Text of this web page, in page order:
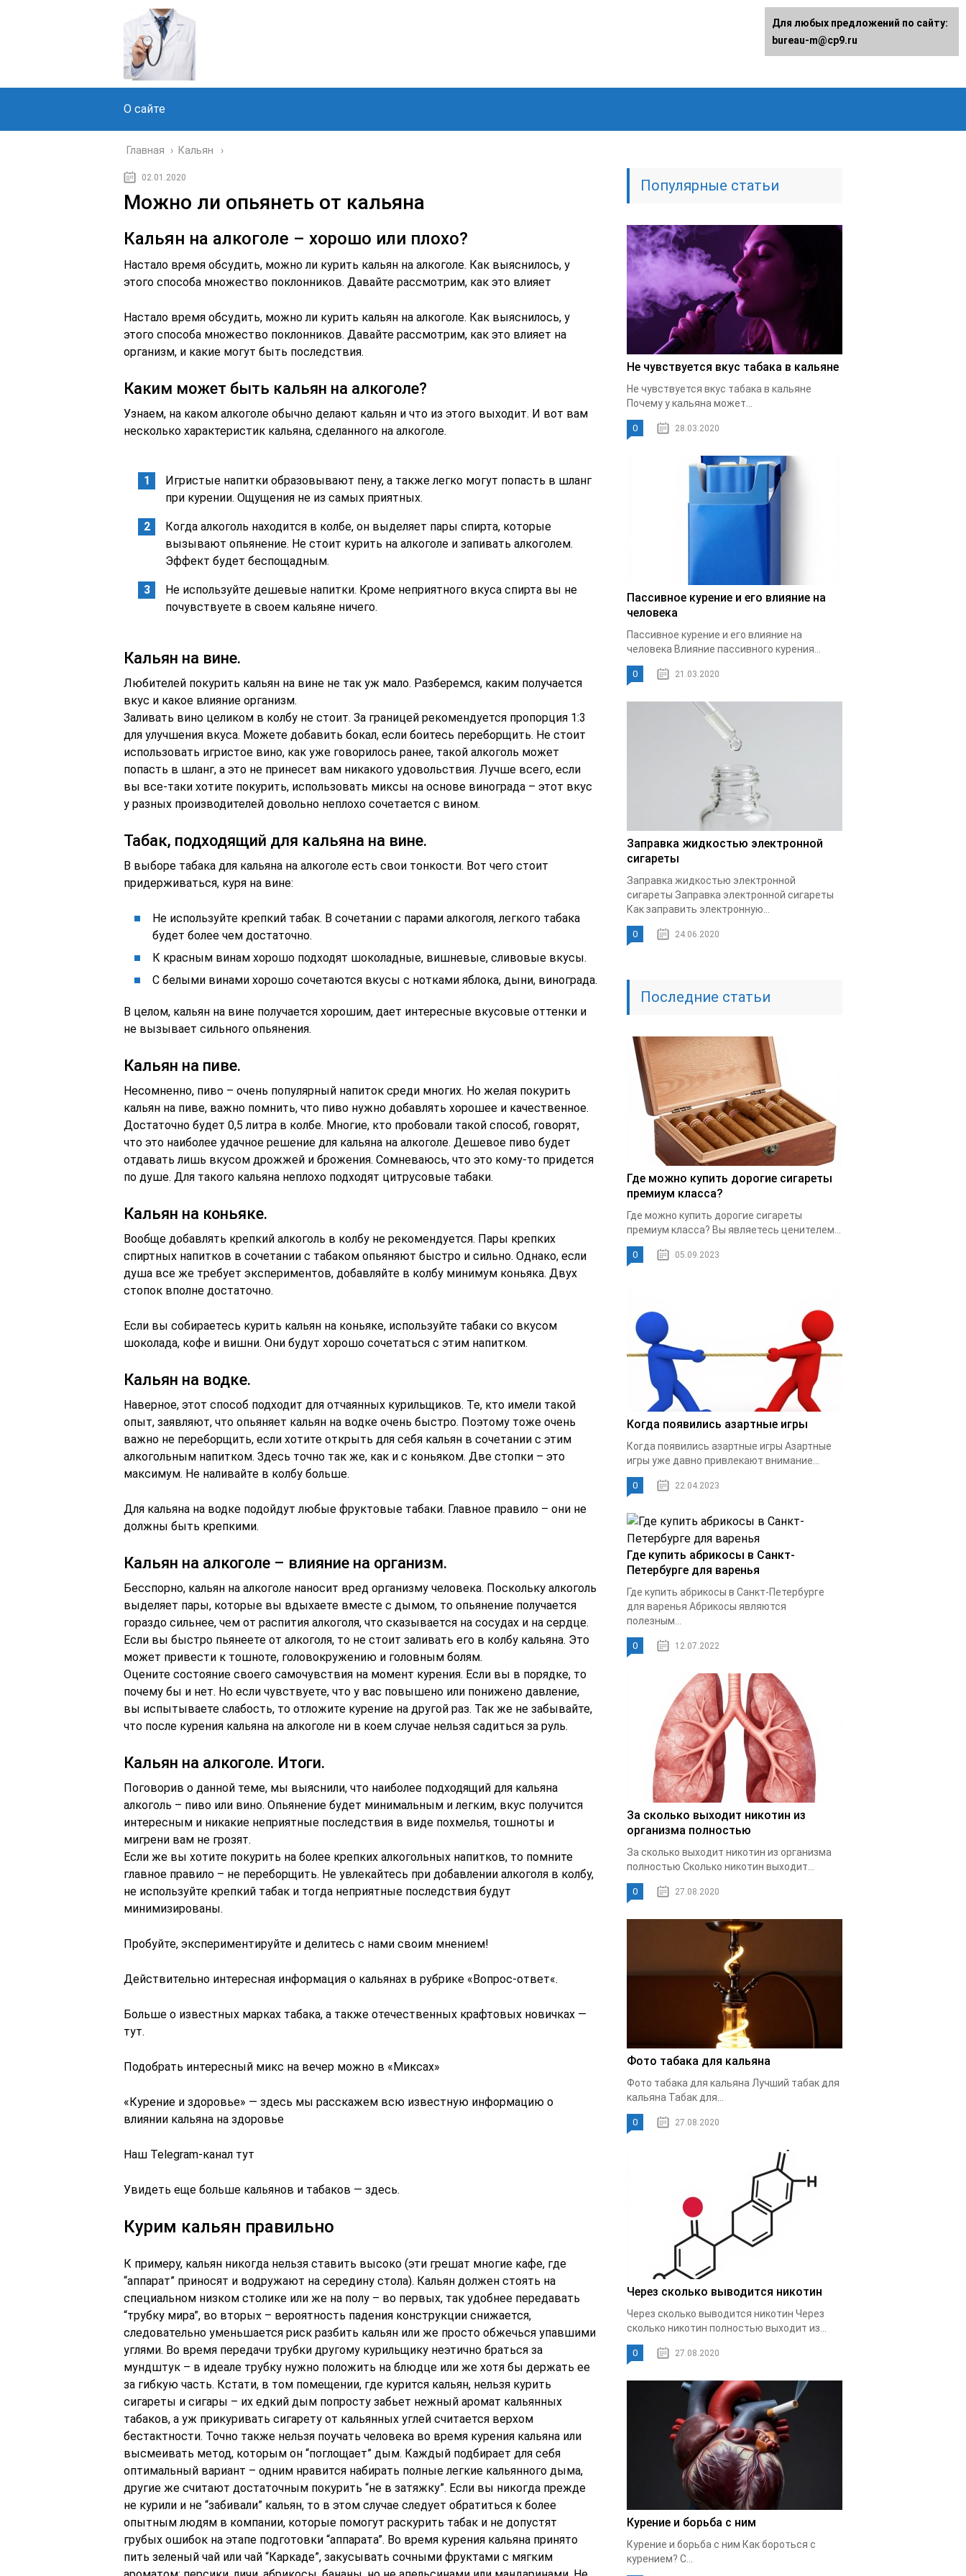
О сайте
Главная › Кальян
02.01.2020
Можно ли опьянеть от кальяна
Кальян на алкоголе – хорошо или плохо?
Настало время обсудить, можно ли курить кальян на алкоголе. Как выяснилось, у
этого способа множество поклонников. Давайте рассмотрим, как это влияет
Настало время обсудить, можно ли курить кальян на алкоголе. Как выяснилось, у
этого способа множество поклонников. Давайте рассмотрим, как это влияет на
организм, и какие могут быть последствия.
Каким может быть кальян на алкоголе?
Узнаем, на каком алкоголе обычно делают кальян и что из этого выходит. И вот вам
несколько характеристик кальяна, сделанного на алкоголе.
Игристые напитки образовывают пену, а также легко могут попасть в шланг
при курении. Ощущения не из самых приятных.
Когда алкоголь находится в колбе, он выделяет пары спирта, которые
вызывают опьянение. Не стоит курить на алкоголе и запивать алкоголем.
Эффект будет беспощадным.
Не используйте дешевые напитки. Кроме неприятного вкуса спирта вы не
почувствуете в своем кальяне ничего.
Кальян на вине.
Любителей покурить кальян на вине не так уж мало. Разберемся, каким получается
вкус и какое влияние организм.
Заливать вино целиком в колбу не стоит. За границей рекомендуется пропорция 1:3
для улучшения вкуса. Можете добавить бокал, если боитесь переборщить. Не стоит
использовать игристое вино, как уже говорилось ранее, такой алкоголь может
попасть в шланг, а это не принесет вам никакого удовольствия. Лучше всего, если
вы все-таки хотите покурить, использовать миксы на основе винограда – этот вкус
у разных производителей довольно неплохо сочетается с вином.
Табак, подходящий для кальяна на вине.
В выборе табака для кальяна на алкоголе есть свои тонкости. Вот чего стоит
придерживаться, куря на вине:
Не используйте крепкий табак. В сочетании с парами алкоголя, легкого табака
будет более чем достаточно.
К красным винам хорошо подходят шоколадные, вишневые, сливовые вкусы.
С белыми винами хорошо сочетаются вкусы с нотками яблока, дыни, винограда.
В целом, кальян на вине получается хорошим, дает интересные вкусовые оттенки и
не вызывает сильного опьянения.
Кальян на пиве.
Несомненно, пиво – очень популярный напиток среди многих. Но желая покурить
кальян на пиве, важно помнить, что пиво нужно добавлять хорошее и качественное.
Достаточно будет 0,5 литра в колбе. Многие, кто пробовали такой способ, говорят,
что это наиболее удачное решение для кальяна на алкоголе. Дешевое пиво будет
отдавать лишь вкусом дрожжей и брожения. Сомневаюсь, что это кому-то придется
по душе. Для такого кальяна неплохо подходят цитрусовые табаки.
Кальян на коньяке.
Вообще добавлять крепкий алкоголь в колбу не рекомендуется. Пары крепких
спиртных напитков в сочетании с табаком опьяняют быстро и сильно. Однако, если
душа все же требует экспериментов, добавляйте в колбу минимум коньяка. Двух
стопок вполне достаточно.
Если вы собираетесь курить кальян на коньяке, используйте табаки со вкусом
шоколада, кофе и вишни. Они будут хорошо сочетаться с этим напитком.
Кальян на водке.
Наверное, этот способ подходит для отчаянных курильщиков. Те, кто имели такой
опыт, заявляют, что опьяняет кальян на водке очень быстро. Поэтому тоже очень
важно не переборщить, если хотите открыть для себя кальян в сочетании с этим
алкогольным напитком. Здесь точно так же, как и с коньяком. Две стопки – это
максимум. Не наливайте в колбу больше.
Для кальяна на водке подойдут любые фруктовые табаки. Главное правило – они не
должны быть крепкими.
Кальян на алкоголе – влияние на организм.
Бесспорно, кальян на алкоголе наносит вред организму человека. Поскольку алкоголь
выделяет пары, которые вы вдыхаете вместе с дымом, то опьянение получается
гораздо сильнее, чем от распития алкоголя, что сказывается на сосудах и на сердце.
Если вы быстро пьянеете от алкоголя, то не стоит заливать его в колбу кальяна. Это
может привести к тошноте, головокружению и головным болям.
Оцените состояние своего самочувствия на момент курения. Если вы в порядке, то
почему бы и нет. Но если чувствуете, что у вас повышено или понижено давление,
вы испытываете слабость, то отложите курение на другой раз. Так же не забывайте,
что после курения кальяна на алкоголе ни в коем случае нельзя садиться за руль.
Кальян на алкоголе. Итоги.
Поговорив о данной теме, мы выяснили, что наиболее подходящий для кальяна
алкоголь – пиво или вино. Опьянение будет минимальным и легким, вкус получится
интересным и никакие неприятные последствия в виде похмелья, тошноты и
мигрени вам не грозят.
Если же вы хотите покурить на более крепких алкогольных напитков, то помните
главное правило – не переборщить. Не увлекайтесь при добавлении алкоголя в колбу,
не используйте крепкий табак и тогда неприятные последствия будут
минимизированы.
Пробуйте, экспериментируйте и делитесь с нами своим мнением!
Действительно интересная информация о кальянах в рубрике «Вопрос-ответ«.
Больше о известных марках табака, а также отечественных крафтовых новичках —
тут.
Подобрать интересный микс на вечер можно в «Миксах»
«Курение и здоровье» — здесь мы расскажем всю известную информацию о
влиянии кальяна на здоровье
Наш Telegram-канал тут
Увидеть еще больше кальянов и табаков — здесь.
Курим кальян правильно
К примеру, кальян никогда нельзя ставить высоко (эти грешат многие кафе, где
“аппарат” приносят и водружают на середину стола). Кальян должен стоять на
специальном низком столике или же на полу – во первых, так удобнее передавать
“трубку мира”, во вторых – вероятность падения конструкции снижается,
следовательно уменьшается риск разбить кальян или же просто обжечься упавшими
углями. Во время передачи трубки другому курильщику неэтично браться за
мундштук – в идеале трубку нужно положить на блюдце или же хотя бы держать ее
за гибкую часть. Кстати, в том помещении, где курится кальян, нельзя курить
сигареты и сигары – их едкий дым попросту забьет нежный аромат кальянных
табаков, а уж прикуривать сигарету от кальянных углей считается верхом
бестактности. Точно также нельзя поучать человека во время курения кальяна или
высмеивать метод, которым он “поглощает” дым. Каждый подбирает для себя
оптимальный вариант – одним нравится набирать полные легкие кальянного дыма,
другие же считают достаточным покурить “не в затяжку”. Если вы никогда прежде
не курили и не “забивали” кальян, то в этом случае следует обратиться к более
опытным людям в компании, которые помогут раскурить табак и не допустят
грубых ошибок на этапе подготовки “аппарата”. Во время курения кальяна принято
пить зеленый чай или чай “Каркаде”, закусывать сочными фруктами с мягким
Популярные статьи
Не чувствуется вкус табака в кальяне
Не чувствуется вкус табака в кальяне
Почему у кальяна может...
0 28.03.2020
Пассивное курение и его влияние на
человека
Пассивное курение и его влияние на
человека Влияние пассивного курения...
0 21.03.2020
Заправка жидкостью электронной
сигареты
Заправка жидкостью электронной
сигареты Заправка электронной сигареты
Как заправить электронную...
0 24.06.2020
Последние статьи
Где можно купить дорогие сигареты
премиум класса?
Где можно купить дорогие сигареты
премиум класса? Вы являетесь ценителем...
0 05.09.2023
Когда появились азартные игры
Когда появились азартные игры Азартные
игры уже давно привлекают внимание...
0 22.04.2023
Где купить абрикосы в Санкт-
Петербурге для варенья
Где купить абрикосы в Санкт-Петербурге
для варенья Абрикосы являются
полезным...
0 12.07.2022
За сколько выходит никотин из
организма полностью
За сколько выходит никотин из организма
полностью Cколько никотин выходит...
0 27.08.2020
Фото табака для кальяна
Фото табака для кальяна Лучший табак для
кальяна Табак для...
0 27.08.2020
Через сколько выводится никотин
Через сколько выводится никотин Через
сколько никотин полностью выходит из...
0 27.08.2020
Курение и борьба с ним
Курение и борьба с ним Как бороться с
курением? С...
Для любых предложений по сайту:
bureau-m@cp9.ru